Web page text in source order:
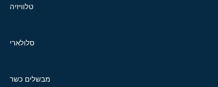
טלוויזיה
סלולארי
מבשלים כשר